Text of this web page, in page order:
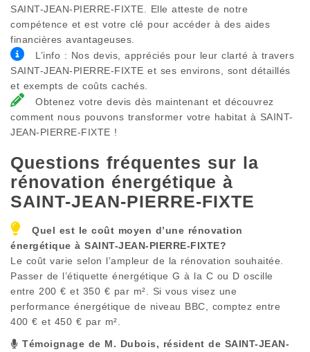
SAINT-JEAN-PIERRE-FIXTE. Elle atteste de notre
compétence et est votre clé pour accéder à des aides
financières avantageuses.
L’info : Nos devis, appréciés pour leur clarté à travers
SAINT-JEAN-PIERRE-FIXTE et ses environs, sont détaillés
et exempts de coûts cachés.
Obtenez votre devis dès maintenant et découvrez
comment nous pouvons transformer votre habitat à SAINT-
JEAN-PIERRE-FIXTE !
Questions fréquentes sur la
rénovation énergétique à
SAINT-JEAN-PIERRE-FIXTE
Quel est le coût moyen d’une rénovation
énergétique à SAINT-JEAN-PIERRE-FIXTE?
Le coût varie selon l’ampleur de la rénovation souhaitée.
Passer de l’étiquette énergétique G à la C ou D oscille
entre 200 € et 350 € par m². Si vous visez une
performance énergétique de niveau BBC, comptez entre
400 € et 450 € par m².
Témoignage de M. Dubois, résident de SAINT-JEAN-